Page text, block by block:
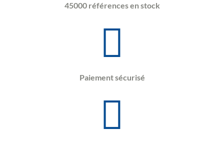
45000 références en stock
Paiement sécurisé